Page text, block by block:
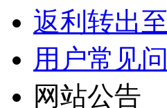
返利转出
用户常见
网站公告